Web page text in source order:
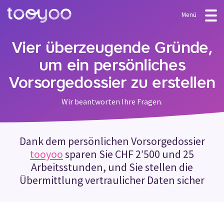
Menü
Abonnement
Dienstleistungen
Vorlagen & Assistenten
FAQ
MEIN KONTO ERSTELLEN
Vier überzeugende Gründe,
um ein persönliches
Vorsorgedossier zu erstellen
Wir beantworten Ihre Fragen.
Dank dem persönlichen Vorsorgedossier
tooyoosparen Sie CHF 2’500 und 25
Arbeitsstunden, und Sie stellen die
Übermittlung vertraulicher Daten sicher